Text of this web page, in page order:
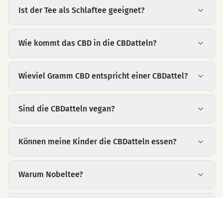
Ist der Tee als Schlaftee geeignet?
Wie kommt das CBD in die CBDatteln?
Wieviel Gramm CBD entspricht einer CBDattel?
Sind die CBDatteln vegan?
Können meine Kinder die CBDatteln essen?
Warum Nobeltee?